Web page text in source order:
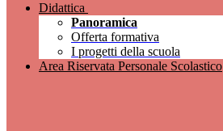
Didattica
Panoramica
Offerta formativa
I progetti della scuola
Area Riservata Personale Scolastico